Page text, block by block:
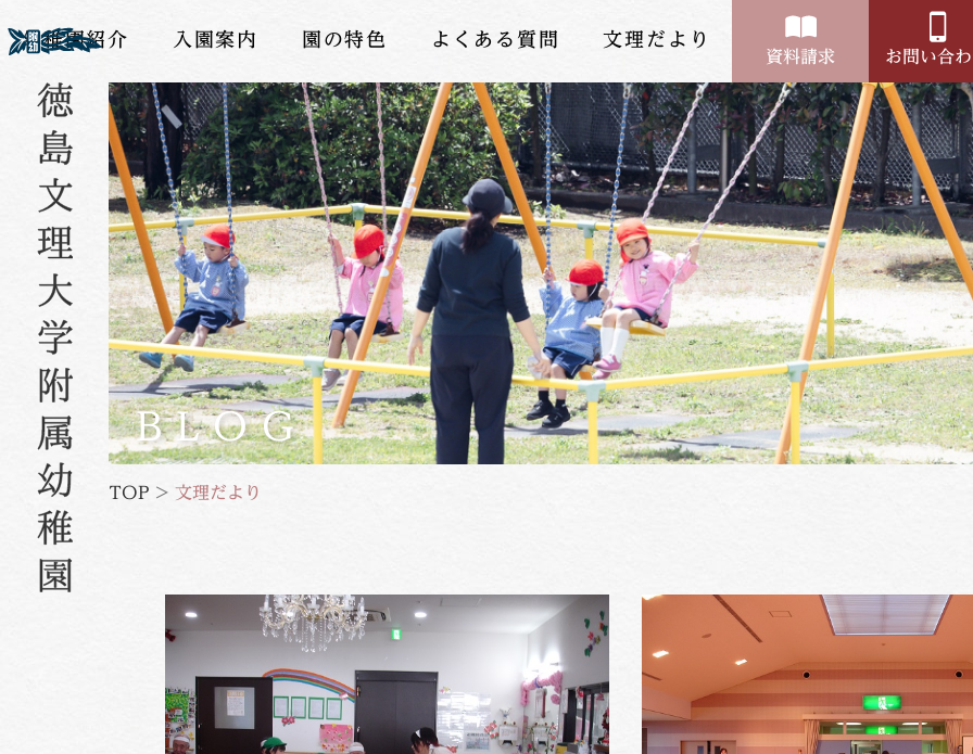
幼稚園紹介 入園案内 園の特色 よくある質問 文理だより
資料請求 お問い合
BLOG
TOP > 文理だより